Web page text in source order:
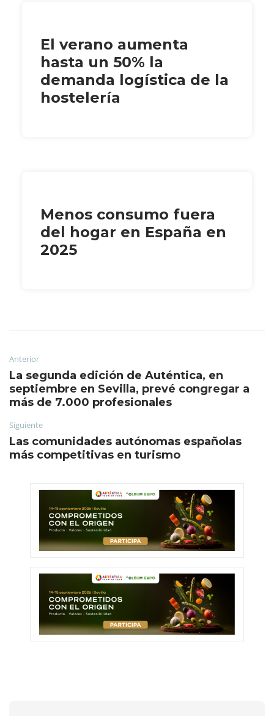
El verano aumenta
hasta un 50% la
demanda logística de la
hostelería
Menos consumo fuera
del hogar en España en
2025
Anterior
La segunda edición de Auténtica, en
septiembre en Sevilla, prevé congregar a
más de 7.000 profesionales
Siguiente
Las comunidades autónomas españolas
más competitivas en turismo